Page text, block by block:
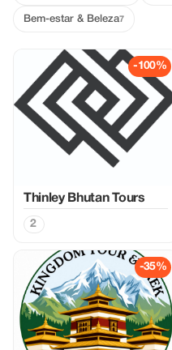
Bem-estar & Beleza7
-100%
Thinley Bhutan Tours
2
-35%